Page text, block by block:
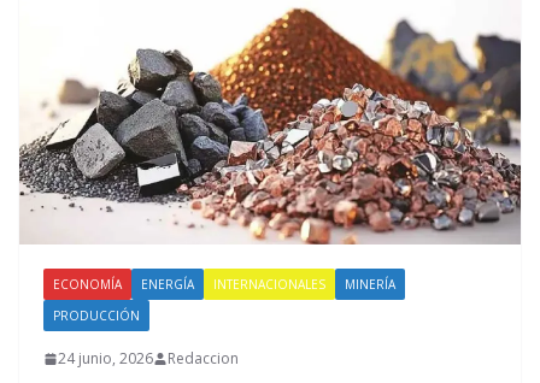
ECONOMÍA ENERGÍA INTERNACIONALES
MINERÍA
PRODUCCIÓN
24 junio, 2026 Redaccion